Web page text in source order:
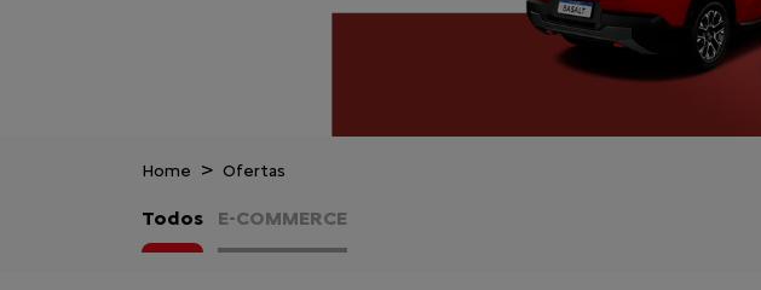
Home Ofertas
Todos E-COMMERCE